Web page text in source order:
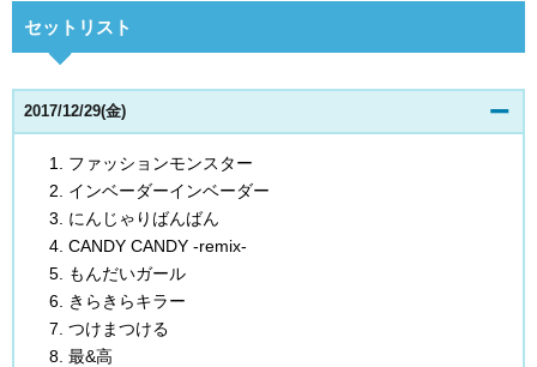
セットリスト
2017/12/29(金)
ファッションモンスター
インベーダーインベーダー
にんじゃりばんばん
CANDY CANDY -remix-
もんだいガール
きらきらキラー
つけまつける
最&高